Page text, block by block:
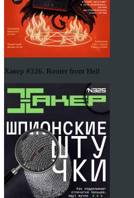
Хакер #326. Router from Hell